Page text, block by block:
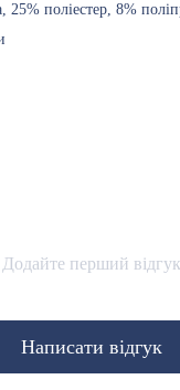
25% поліестер, 8%
Додайте перший відгук
Написати відгук